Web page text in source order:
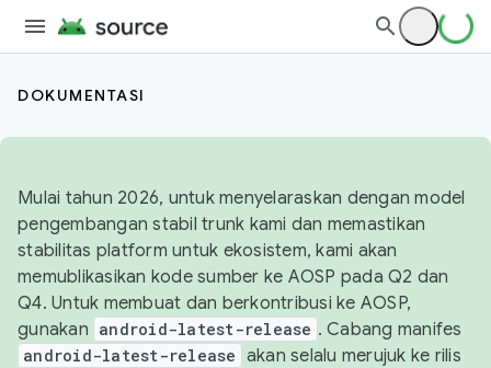
DOKUMENTASI
Mulai tahun 2026, untuk menyelaraskan dengan model
pengembangan stabil trunk kami dan memastikan
stabilitas platform untuk ekosistem, kami akan
memublikasikan kode sumber ke AOSP pada Q2 dan
Q4. Untuk membuat dan berkontribusi ke AOSP,
gunakan android-latest-release . Cabang manifes
android-latest-release akan selalu merujuk ke rilis